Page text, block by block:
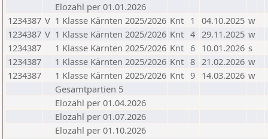
Elozahl per 01.01.2026
1234387 V 1 Klasse Kärnten 2025/2026 Knt 1 04.10.2025 w
1234387 V 1 Klasse Kärnten 2025/2026 Knt 4 29.11.2025 w
1234387
1 Klasse Kärnten 2025/2026 Knt 6 10.01.2026 s
1234387
1 Klasse Kärnten 2025/2026 Knt 8 21.02.2026 w
1234387
1 Klasse Kärnten 2025/2026 Knt 9 14.03.2026 w
Gesamtpartien 5
Elozahl per 01.04.2026
Elozahl per 01.07.2026
Elozahl per 01.10.2026